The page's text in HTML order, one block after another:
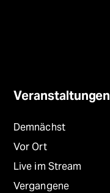
Veranstaltungen
Demnächst
Vor Ort
Live im Stream
Vergangene